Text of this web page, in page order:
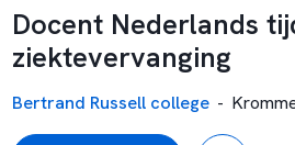
Docent Nederlands
ziektevervanging
Bertrand Russell college -